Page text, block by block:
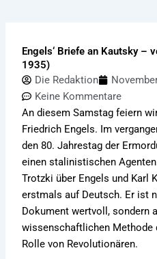
Engels‘ Briefe an Kautsky –
1935)
Die Redaktion
Keine Kommentare
An diesem Samstag feiern
Friedrich Engels. Im
den 80. Jahrestag der
einen stalinistischen
Trotzki über Engels und Karl
erstmals auf Deutsch. Er ist
Dokument wertvoll, sondern
wissenschaftlichen Methode
Rolle von Revolutionären.